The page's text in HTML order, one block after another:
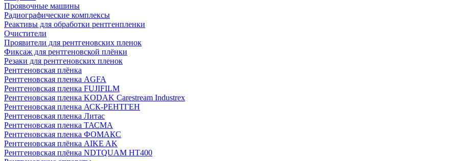
Проявочные машины
Радиографические комплексы
Реактивы для обработки рентгенпленки
Очистители
Проявители для рентгеновских пленок
Фиксаж для рентгеновской плёнки
Резаки для рентгеновских пленок
Рентгеновская плёнка
Рентгеновская пленка AGFA
Рентгеновская пленка FUJIFILM
Рентгеновская пленка KODAK Carestream Industrex
Рентгеновская пленка АСК-РЕНТГЕН
Рентгеновская пленка Литас
Рентгеновская пленка ТАСМА
Рентгеновская пленка ФОМАКС
Рентгеновская плёнка AIKE AK
Рентгеновская плёнка NDTQUAM HT400